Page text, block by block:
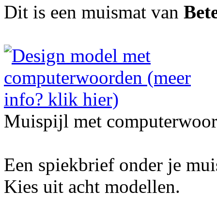
Dit is een muismat van
Muispijl met
Een spiekbrief onder je
Kies uit acht modellen.